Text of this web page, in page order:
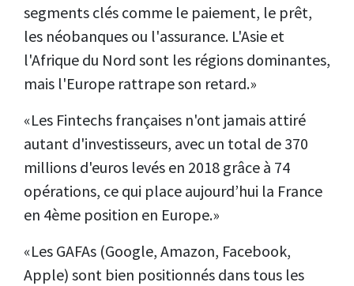
segments clés comme le paiement, le prêt,
les néobanques ou l'assurance. L'Asie et
l'Afrique du Nord sont les régions dominantes,
mais l'Europe rattrape son retard.»
«Les Fintechs françaises n'ont jamais attiré
autant d'investisseurs, avec un total de 370
millions d'euros levés en 2018 grâce à 74
opérations, ce qui place aujourd’hui la France
en 4ème position en Europe.»
«Les GAFAs (Google, Amazon, Facebook,
Apple) sont bien positionnés dans tous les